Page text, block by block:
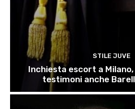
STILE JUVE
Inchiesta escort a
testimoni anche